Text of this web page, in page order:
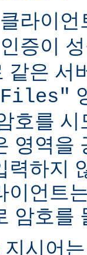
라이
증이
같은 서
호를
영역을
력하지
이언트
암호를
지시어